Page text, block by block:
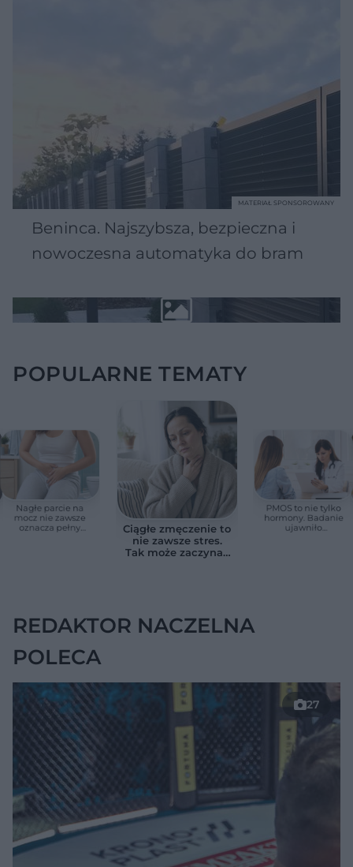
Beninca. Najszybsza, bezpieczna i
nowoczesna automatyka do bram
MATERIAŁ SPONSOROWANY
POPULARNE TEMATY
Nagłe parcie na
mocz nie zawsze
oznacza pełny
Ciągłe zmęczenie to
nie zawsze stres.
Tak może zaczynać
PMOS to nie tylko
hormony. Badanie
ujawniło
REDAKTOR NACZELNA
POLECA
27